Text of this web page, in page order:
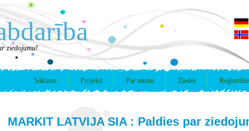
ziedojumu!
Sākums Projekti Par mums Ziedot
MARKIT LATVIJA SIA : Paldies par